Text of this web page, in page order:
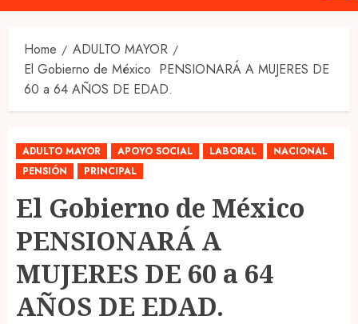
Menu
Home
ADULTO MAYOR
El Gobierno de México PENSIONARÁ A MUJERES DE
60 a 64 AÑOS DE EDAD.
ADULTO MAYOR APOYO SOCIAL LABORAL
NACIONAL
PENSIÓN
PRINCIPAL
El Gobierno de México
PENSIONARÁ A
MUJERES DE 60 a 64
AÑOS DE EDAD.